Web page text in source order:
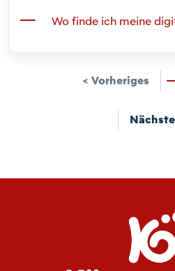
Wo finde ich meine
< Vorheriges